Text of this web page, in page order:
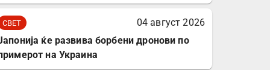
СВЕТ
04 август 2026
ќе развива борбени дронови по
на Украина